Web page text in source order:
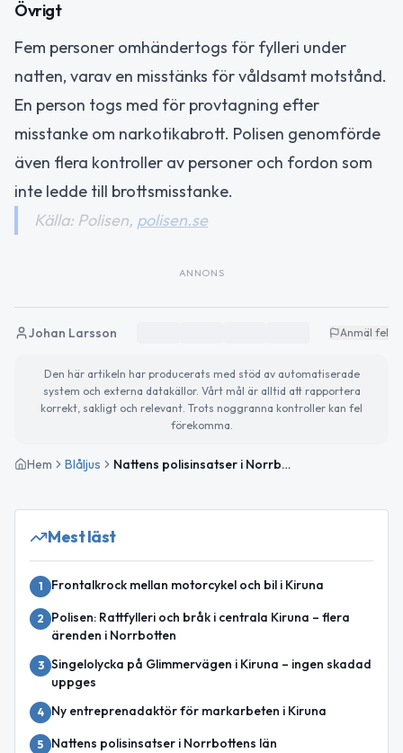
Övrigt
Fem personer omhändertogs för fylleri under
natten, varav en misstänks för våldsamt motstånd.
En person togs med för provtagning efter
misstanke om narkotikabrott. Polisen genomförde
även flera kontroller av personer och fordon som
inte ledde till brottsmisstanke.
Källa: Polisen, polisen.se
ANNONS
Johan Larsson Anmäl fel
Den här artikeln har producerats med stöd av automatiserade
system och externa datakällor. Vårt mål är alltid att rapportera
korrekt, sakligt och relevant. Trots noggranna kontroller kan fel
förekomma.
Hem Blåljus Nattens polisinsatser i Norrbottens län – flera ordningsbotar och misshandelsanmälningar
Mest läst
1 Frontalkrock mellan motorcykel och bil i Kiruna
2
Polisen: Rattfylleri och bråk i centrala Kiruna – flera
ärenden i Norrbotten
3 Singelolycka på Glimmervägen i Kiruna – ingen skadad
uppges
4 Ny entreprenadaktör för markarbeten i Kiruna
5 Nattens polisinsatser i Norrbottens län